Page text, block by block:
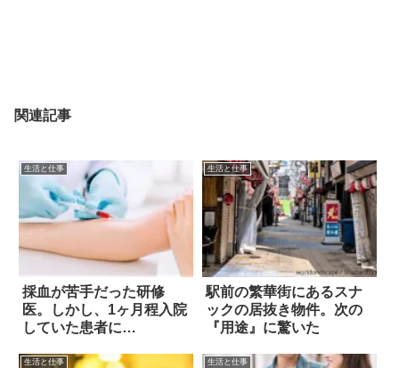
関連記事
生活と仕事
採血が苦手だった研修
医。しかし、1ヶ月程入院
していた患者に…
生活と仕事
駅前の繁華街にあるスナ
ックの居抜き物件。次の
『用途』に驚いた
生活と仕事 生活と仕事